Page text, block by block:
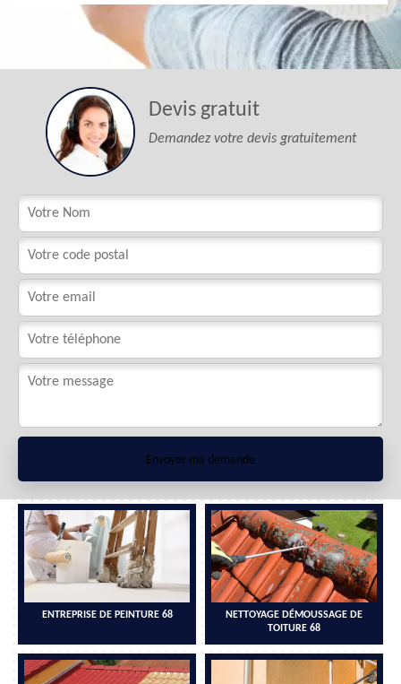
Devis gratuit
Demandez votre devis gratuitement
ENTREPRISE DE PEINTURE 68
NETTOYAGE DÉMOUSSAGE DE
TOITURE 68